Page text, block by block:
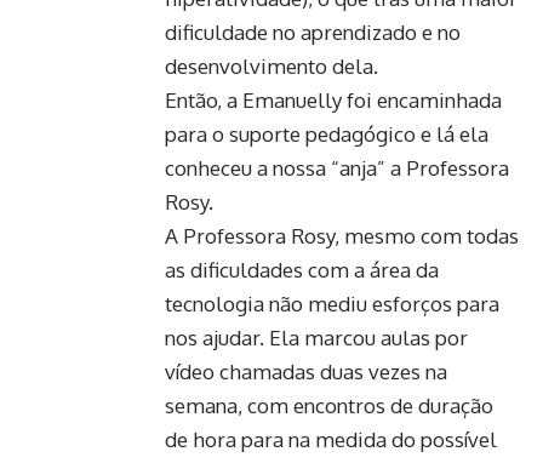
dificuldade no aprendizado e no
desenvolvimento dela.
Então, a Emanuelly foi encaminhada
para o suporte pedagógico e lá ela
conheceu a nossa “anja” a Professora
Rosy.
A Professora Rosy, mesmo com todas
as dificuldades com a área da
tecnologia não mediu esforços para
nos ajudar. Ela marcou aulas por
vídeo chamadas duas vezes na
semana, com encontros de duração
de hora para na medida do possível